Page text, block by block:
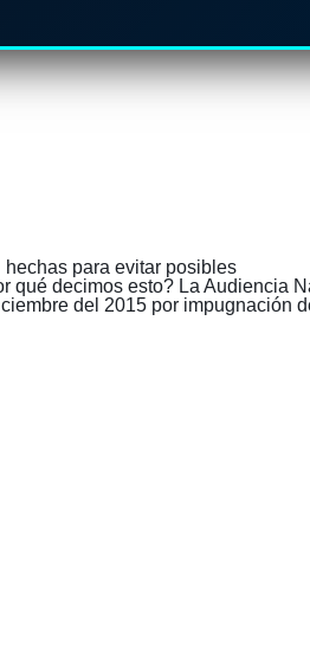
para evitar posibles
qué decimos esto? La Audiencia
del 2015 por impugnación